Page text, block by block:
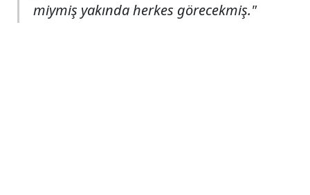
miymiş yakında herkes görecekmiş."